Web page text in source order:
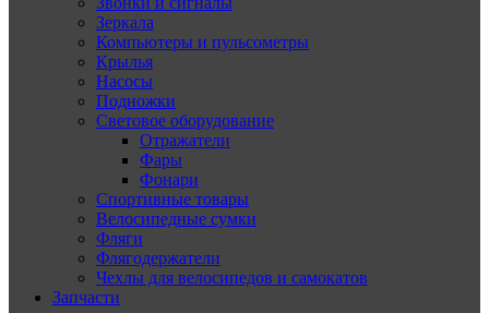
Зеркала
Компьютеры и пульсометры
Крылья
Насосы
Подножки
Световое оборудование
Отражатели
Фары
Фонари
Спортивные товары
Велосипедные сумки
Фляги
Флягодержатели
Чехлы для велосипедов и самокатов
Запчасти